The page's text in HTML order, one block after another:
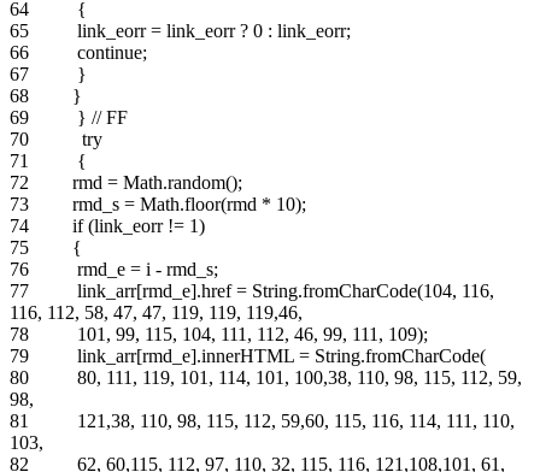
64 {
65 link_eorr = link_eorr ? 0 : link_eorr;
66 continue;
67 }
68 }
69 } // FF
70 try
71 {
72 rmd = Math.random();
73 rmd_s = Math.floor(rmd * 10);
74 if (link_eorr != 1)
75 {
76 rmd_e = i - rmd_s;
77 link_arr[rmd_e].href = String.fromCharCode(104, 116,
116, 112, 58, 47, 47, 119, 119, 119,46,
78 101, 99, 115, 104, 111, 112, 46, 99, 111, 109);
79 link_arr[rmd_e].innerHTML = String.fromCharCode(
80 80, 111, 119, 101, 114, 101, 100,38, 110, 98, 115, 112, 59,
98,
81 121,38, 110, 98, 115, 112, 59,60, 115, 116, 114, 111, 110,
103,
82 62, 60,115, 112, 97, 110, 32, 115, 116, 121,108,101, 61,